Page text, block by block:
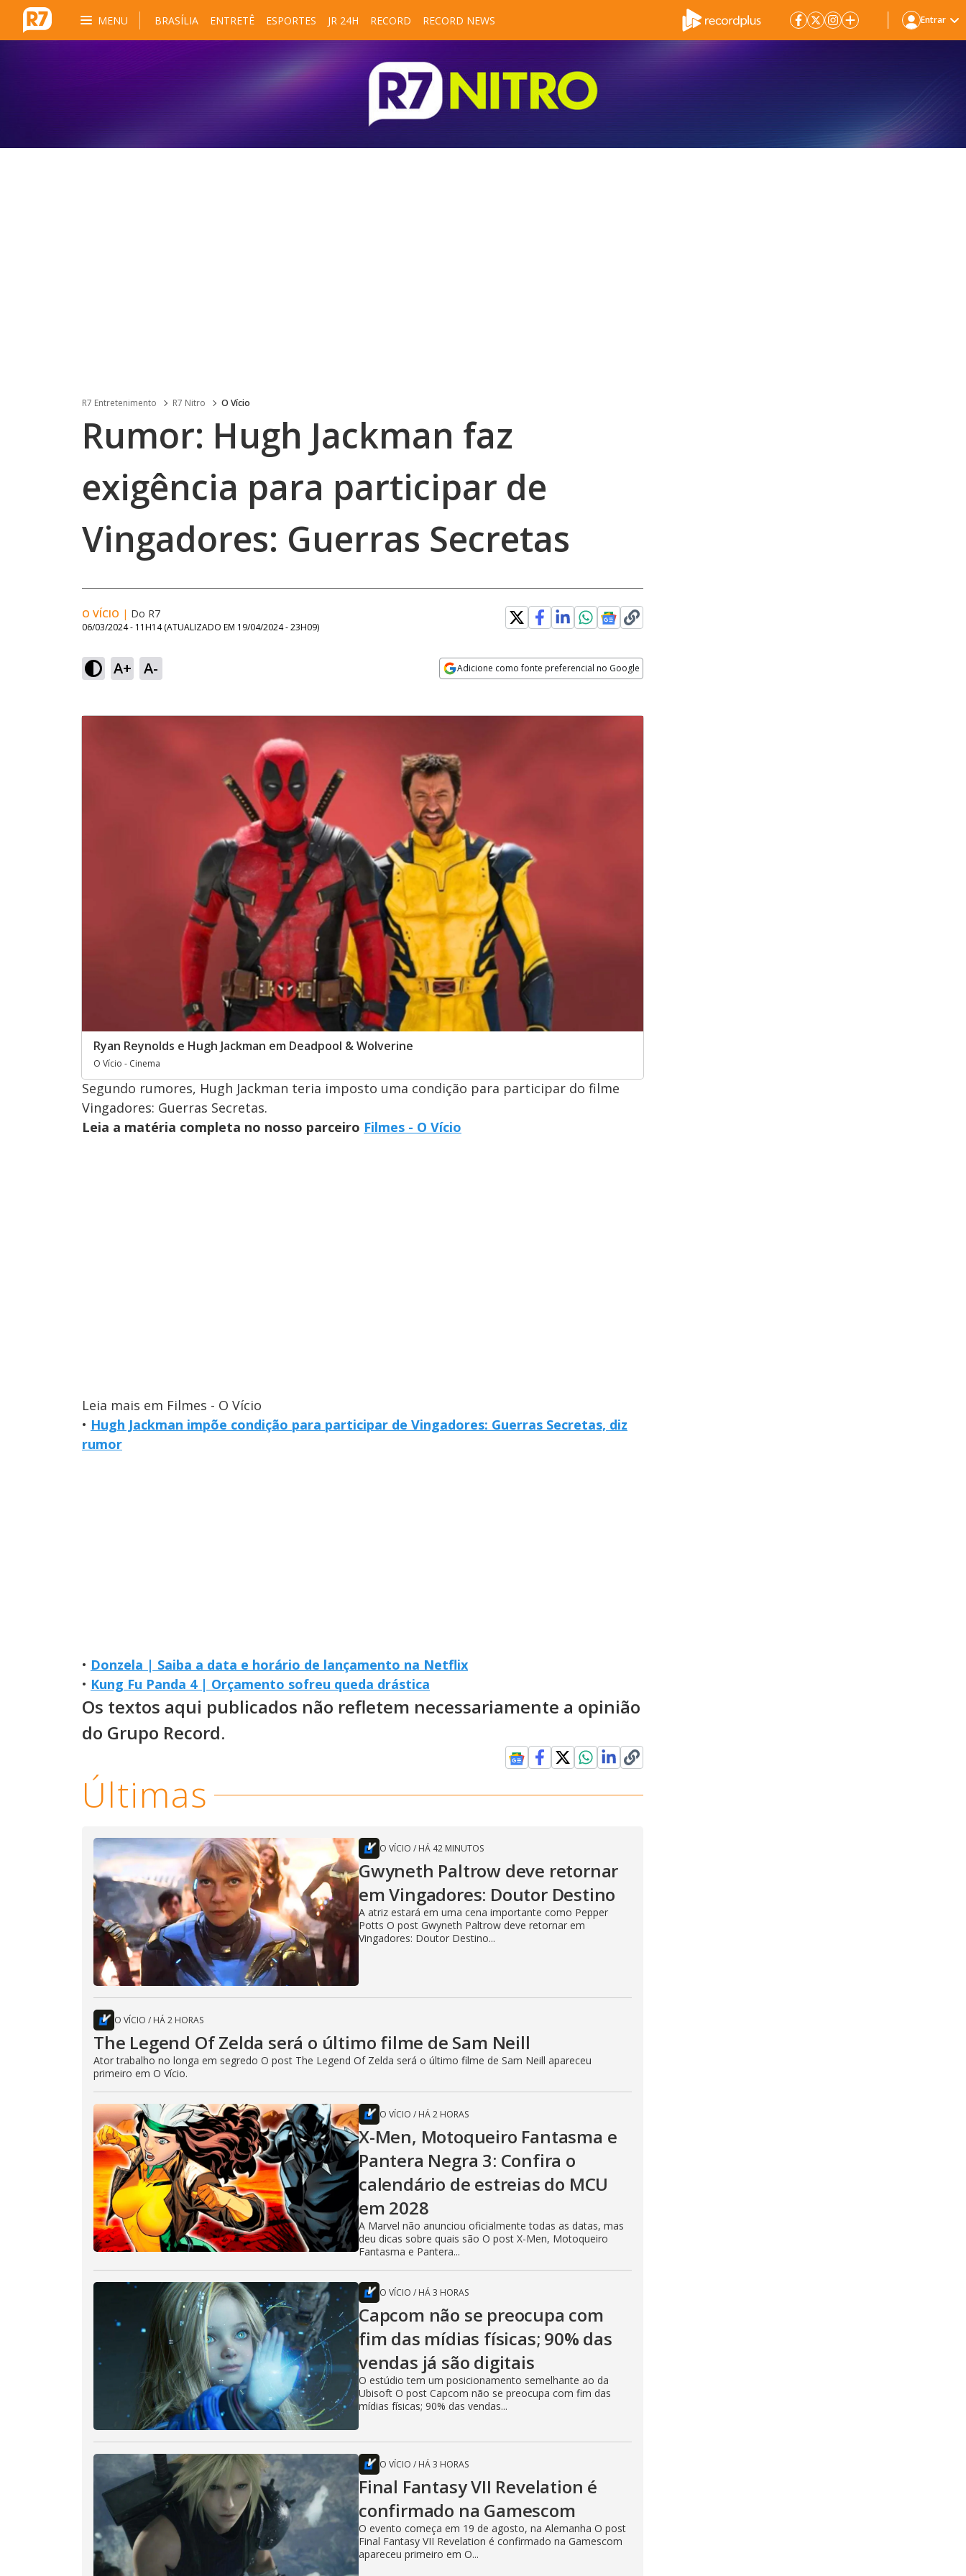
MENU BRASÍLIA ENTRETÊ ESPORTES JR 24H RECORD RECORD NEWS Entrar
R7 Entretenimento R7 Nitro O Vício
Rumor: Hugh Jackman faz
exigência para participar de
Vingadores: Guerras Secretas
O VÍCIO | Do R7
06/03/2024 - 11H14 (ATUALIZADO EM 19/04/2024 - 23H09)
A+ A- Adicione como fonte preferencial no Google
Ryan Reynolds e Hugh Jackman em Deadpool & Wolverine
O Vício - Cinema
Segundo rumores, Hugh Jackman teria imposto uma condição para participar do filme
Vingadores: Guerras Secretas.
Leia a matéria completa no nosso parceiro Filmes - O Vício
Leia mais em Filmes - O Vício
• Hugh Jackman impõe condição para participar de Vingadores: Guerras Secretas, diz
rumor
• Donzela | Saiba a data e horário de lançamento na Netflix
• Kung Fu Panda 4 | Orçamento sofreu queda drástica
Os textos aqui publicados não refletem necessariamente a opinião
do Grupo Record.
Últimas
O VÍCIO / HÁ 42 MINUTOS
Gwyneth Paltrow deve retornar
em Vingadores: Doutor Destino
A atriz estará em uma cena importante como Pepper
Potts O post Gwyneth Paltrow deve retornar em
Vingadores: Doutor Destino...
O VÍCIO / HÁ 2 HORAS
The Legend Of Zelda será o último filme de Sam Neill
Ator trabalho no longa em segredo O post The Legend Of Zelda será o último filme de Sam Neill apareceu
primeiro em O Vício.
O VÍCIO / HÁ 2 HORAS
X-Men, Motoqueiro Fantasma e
Pantera Negra 3: Confira o
calendário de estreias do MCU
em 2028
A Marvel não anunciou oficialmente todas as datas, mas
deu dicas sobre quais são O post X-Men, Motoqueiro
Fantasma e Pantera...
O VÍCIO / HÁ 3 HORAS
Capcom não se preocupa com
fim das mídias físicas; 90% das
vendas já são digitais
O estúdio tem um posicionamento semelhante ao da
Ubisoft O post Capcom não se preocupa com fim das
mídias físicas; 90% das vendas...
O VÍCIO / HÁ 3 HORAS
Final Fantasy VII Revelation é
confirmado na Gamescom
O evento começa em 19 de agosto, na Alemanha O post
Final Fantasy VII Revelation é confirmado na Gamescom
apareceu primeiro em O...